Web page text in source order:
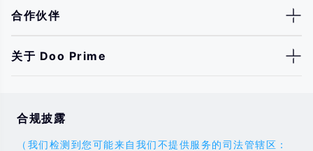
合作伙伴
关于 Doo Prime
合规披露
（我们检测到您可能来自我们不提供服务的司法管辖区：